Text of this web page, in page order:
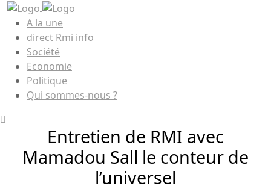
A la une
direct Rmi info
Société
Economie
Politique
Qui sommes-nous ?
Entretien de RMI avec
Mamadou Sall le conteur de
l’universel